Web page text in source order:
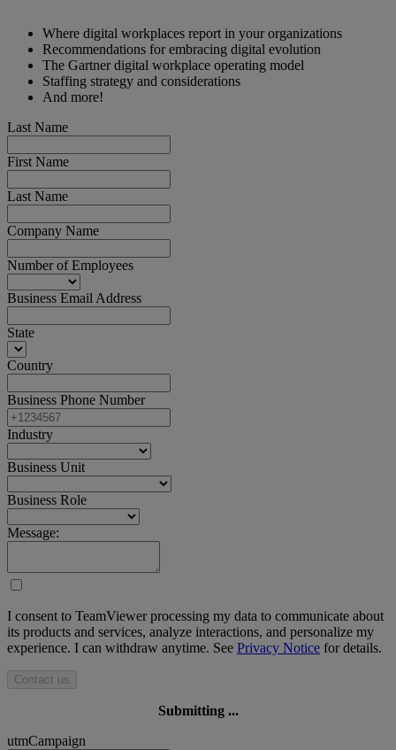
Where digital workplaces report in your organizations
Recommendations for embracing digital evolution
The Gartner digital workplace operating model
Staffing strategy and considerations
And more!
Last Name
First Name
Last Name
Company Name
Number of Employees
Business Email Address
State
Country
Business Phone Number
Industry
Business Unit
Business Role
Message:
I consent to TeamViewer processing my data to communicate about
its products and services, analyze interactions, and personalize my
experience. I can withdraw anytime. See Privacy Notice for details.
Contact us
Submitting ...
utmCampaign